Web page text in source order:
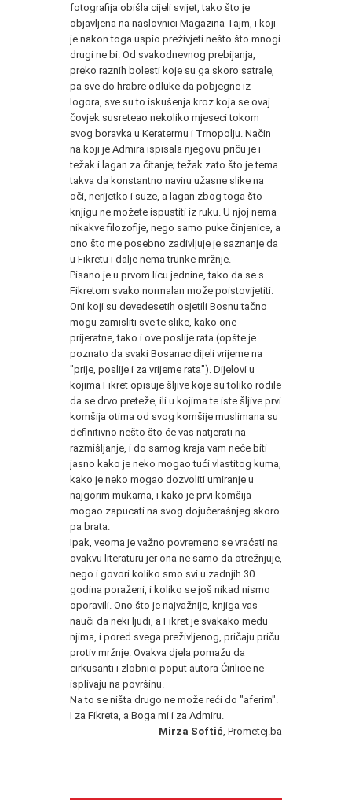
fotografija obišla cijeli svijet, tako što je
objavljena na naslovnici Magazina Tajm, i koji
je nakon toga uspio preživjeti nešto što mnogi
drugi ne bi. Od svakodnevnog prebijanja,
preko raznih bolesti koje su ga skoro satrale,
pa sve do hrabre odluke da pobjegne iz
logora, sve su to iskušenja kroz koja se ovaj
čovjek susreteao nekoliko mjeseci tokom
svog boravka u Keratermu i Trnopolju. Način
na koji je Admira ispisala njegovu priču je i
težak i lagan za čitanje; težak zato što je tema
takva da konstantno naviru užasne slike na
oči, nerijetko i suze, a lagan zbog toga što
knjigu ne možete ispustiti iz ruku. U njoj nema
nikakve filozofije, nego samo puke činjenice, a
ono što me posebno zadivljuje je saznanje da
u Fikretu i dalje nema trunke mržnje.
Pisano je u prvom licu jednine, tako da se s
Fikretom svako normalan može poistovijetiti.
Oni koji su devedesetih osjetili Bosnu tačno
mogu zamisliti sve te slike, kako one
prijeratne, tako i ove poslije rata (opšte je
poznato da svaki Bosanac dijeli vrijeme na
"prije, poslije i za vrijeme rata"). Dijelovi u
kojima Fikret opisuje šljive koje su toliko rodile
da se drvo preteže, ili u kojima te iste šljive prvi
komšija otima od svog komšije muslimana su
definitivno nešto što će vas natjerati na
razmišljanje, i do samog kraja vam neće biti
jasno kako je neko mogao tući vlastitog kuma,
kako je neko mogao dozvoliti umiranje u
najgorim mukama, i kako je prvi komšija
mogao zapucati na svog dojučerašnjeg skoro
pa brata.
Ipak, veoma je važno povremeno se vraćati na
ovakvu literaturu jer ona ne samo da otrežnjuje,
nego i govori koliko smo svi u zadnjih 30
godina poraženi, i koliko se još nikad nismo
oporavili. Ono što je najvažnije, knjiga vas
nauči da neki ljudi, a Fikret je svakako među
njima, i pored svega preživljenog, pričaju priču
protiv mržnje. Ovakva djela pomažu da
cirkusanti i zlobnici poput autora Ćirilice ne
isplivaju na površinu.
Na to se ništa drugo ne može reći do "aferim".
I za Fikreta, a Boga mi i za Admiru.
Mirza Softić , Prometej.ba